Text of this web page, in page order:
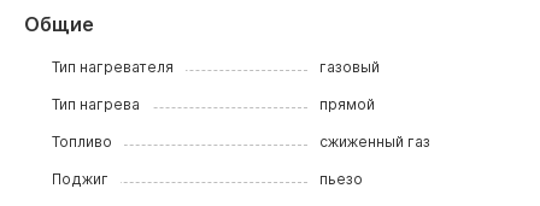
Общие
Тип нагревателя газовый
Тип нагрева прямой
Топливо сжиженный газ
Поджиг пьезо